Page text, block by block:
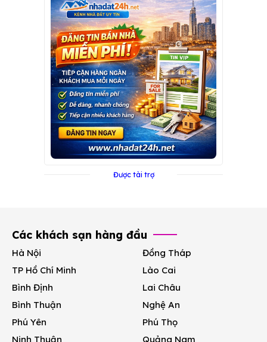
Được tài trợ
Các khách sạn hàng đầu
Hà Nội
TP Hồ Chí Minh
Bình Định
Bình Thuận
Phú Yên
Ninh Thuận
Đồng Tháp
Lào Cai
Lai Châu
Nghệ An
Phú Thọ
Quảng Nam